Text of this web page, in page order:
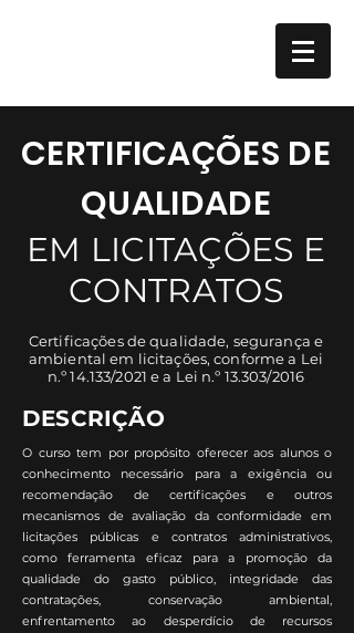
CERTIFICAÇÕES DE
QUALIDADE
EM LICITAÇÕES E
CONTRATOS
Certificações de qualidade, segurança e
ambiental em licitações, conforme a Lei
n.º 14.133/2021 e a Lei n.º 13.303/2016
DESCRIÇÃO
O curso tem por propósito oferecer aos alunos o
conhecimento necessário para a exigência ou
recomendação de certificações e outros
mecanismos de avaliação da conformidade em
licitações públicas e contratos administrativos,
como ferramenta eficaz para a promoção da
qualidade do gasto público, integridade das
contratações, conservação ambiental,
enfrentamento ao desperdício de recursos